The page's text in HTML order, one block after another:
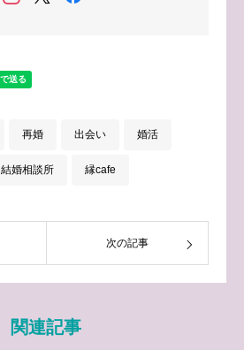
再婚 出会い 婚活
結婚相談所 縁cafe
次の記事
関連記事